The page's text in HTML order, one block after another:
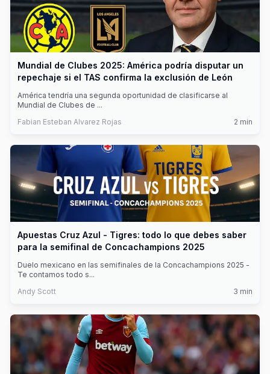
Mundial de Clubes 2025: América podría disputar un
repechaje si el TAS confirma la exclusión de León
América tendría una segunda oportunidad de clasificarse al
Mundial de Clubes de ...
Fabian Esteban Alvarez Rojas
2 min
Apuestas Cruz Azul - Tigres: todo lo que debes saber
para la semifinal de Concachampions 2025
Duelo mexicano en las semifinales de la Concachampions 2025 -
Te contamos todo s...
Andy Scott
3 min